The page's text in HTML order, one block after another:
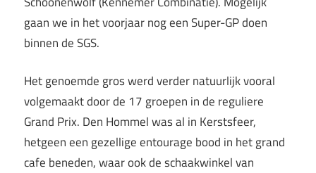
gaan we in het voorjaar nog een Super-GP doen
binnen de SGS.
Het genoemde gros werd verder natuurlijk vooral
volgemaakt door de 17 groepen in de reguliere
Grand Prix. Den Hommel was al in Kerstsfeer,
hetgeen een gezellige entourage bood in het grand
cafe beneden, waar ook de schaakwinkel van